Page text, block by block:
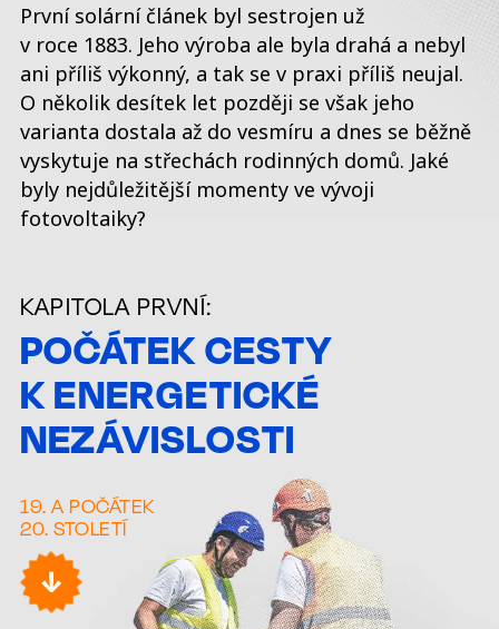
První solární článek byl sestrojen už
v roce 1883. Jeho výroba ale byla drahá a nebyl
ani příliš výkonný, a tak se v praxi příliš neujal.
O několik desítek let později se však jeho
varianta dostala až do vesmíru a dnes se běžně
vyskytuje na střechách rodinných domů. Jaké
byly nejdůležitější momenty ve vývoji
fotovoltaiky?
KAPITOLA PRVNÍ:
POČÁTEK CESTY
K ENERGETICKÉ
NEZÁVISLOSTI
19. A POČÁTEK
20. STOLETÍ